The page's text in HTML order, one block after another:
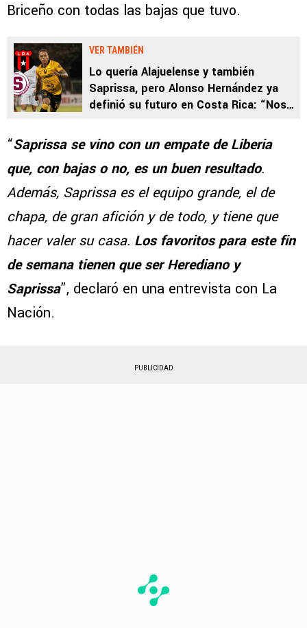
Briceño con todas las bajas que tuvo.
VER TAMBIÉN
Lo quería Alajuelense y también
Saprissa, pero Alonso Hernández ya
definió su futuro en Costa Rica: “Nos
“Saprissa se vino con un empate de Liberia
que, con bajas o no, es un buen resultado.
Además, Saprissa es el equipo grande, el de
chapa, de gran afición y de todo, y tiene que
hacer valer su casa. Los favoritos para este fin
de semana tienen que ser Herediano y
Saprissa”, declaró en una entrevista con La
Nación.
PUBLICIDAD